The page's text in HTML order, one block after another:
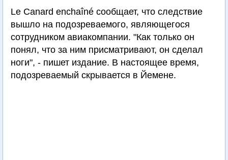
Le Canard enchaîné сообщает, что следствие
вышло на подозреваемого, являющегося
сотрудником авиакомпании. "Как только он
понял, что за ним присматривают, он сделал
ноги", - пишет издание. В настоящее время,
подозреваемый скрывается в Йемене.